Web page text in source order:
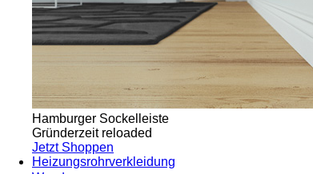
Hamburger Sockelleiste
Gründerzeit reloaded
Jetzt Shoppen
Heizungsrohrverkleidung